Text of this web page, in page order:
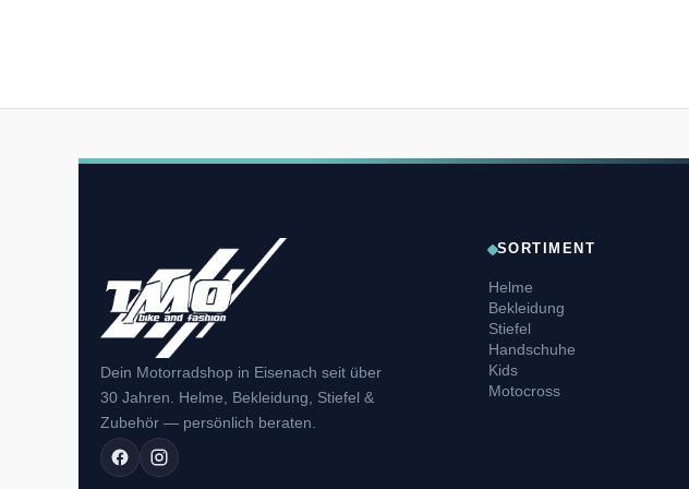
Dein Motorradshop in Eisenach seit über
30 Jahren. Helme, Bekleidung, Stiefel &
Zubehör — persönlich beraten.
SORTIMENT
Helme
Bekleidung
Stiefel
Handschuhe
Kids
Motocross